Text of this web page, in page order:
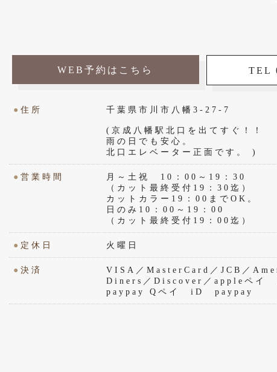
WEB予約はこちら TEL
● 住所 千葉県市川市八幡3-27-7
(京成八幡駅北口を出てすぐ！！
雨の日でも安心。
北口エレベーター正面です。 )
● 営業時間
月～土祝 10：00～19：30
（カット最終受付19：30迄）
カットカラー19：00までOK。
日のみ10：00～19：00
（カット最終受付19：00迄）
● 定休日 火曜日
● 決済
VISA／MasterCard／JCB／
Diners／Discover／appleペイ
paypay Qペイ iD paypay